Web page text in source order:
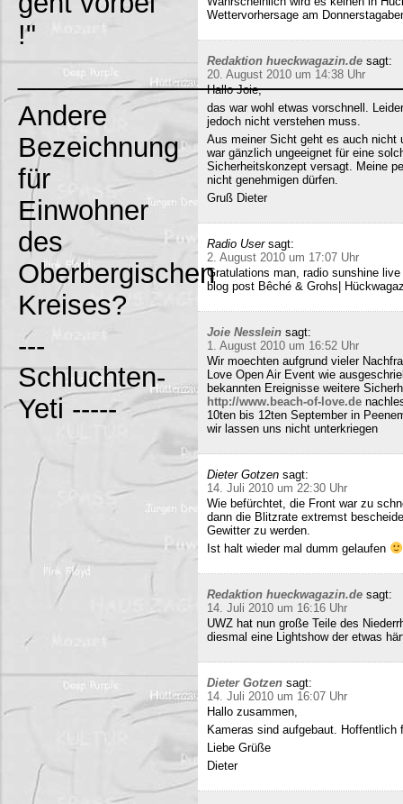
!"
Andere
Bezeichnung
für
Einwohner
des
Oberbergischen
Kreises?
---
Schluchten-
Yeti -----
Wettervorhersage am
Redaktion hueckwagazin.de sagt:
20. August 2010 um 14:38 Uhr
Hallo Joie,
das war wohl etwas vorschnell.
jedoch nicht verstehen muss.
Aus meiner Sicht geht es auch nicht
war gänzlich ungeeignet für eine
Sicherheitskonzept versagt. Meine
nicht genehmigen dürfen.
Gruß Dieter
Radio User sagt:
2. August 2010 um 17:07 Uhr
Gratulations man, radio sunshine
blog post Bêché & Grohs|
Joie Nesslein sagt:
1. August 2010 um 16:52 Uhr
Wir moechten aufgrund vieler
Love Open Air Event wie
bekannten Ereignisse weitere
http://www.beach-of-love.de
10ten bis 12ten September in
wir lassen uns nicht unterkriegen
Dieter Gotzen sagt:
14. Juli 2010 um 22:30 Uhr
Wie befürchtet, die Front war zu
dann die Blitzrate extremst
Gewitter zu werden.
Ist halt wieder mal dumm gelaufen
Redaktion hueckwagazin.de sagt:
14. Juli 2010 um 16:16 Uhr
UWZ hat nun große Teile des
diesmal eine Lightshow der etwas
Dieter Gotzen sagt:
14. Juli 2010 um 16:07 Uhr
Hallo zusammen,
Kameras sind aufgebaut.
Liebe Grüße
Dieter